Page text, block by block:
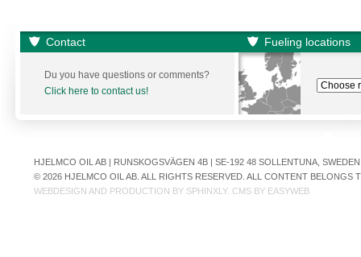
Contact Fueling locations
Du you have questions or comments?
Click here to contact us!
HJELMCO OIL AB | RUNSKOGSVÄGEN 4B | SE-192 48 SOLLENTUNA,
© 2026 HJELMCO OIL AB. ALL RIGHTS RESERVED. ALL CONTENT
WEBDESIGN AND PRODUCTION BY SPHINXLY. CMS BY EASYWEB